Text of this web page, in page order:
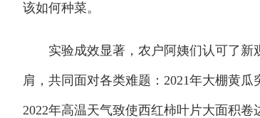
该如何种菜。
实验成效显著，农户阿姨们认可了新
肩，共同面对各类难题：2021年大棚黄
2022年高温天气致使西红柿叶片大面积